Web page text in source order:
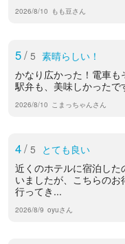
2026/8/10 もも豆さん
5/ 5 素晴らしい！
かなり広かった！電車も
駅弁も、美味しかったで
2026/8/10 こまっちゃんさん
4/ 5 とても良い
近くのホテルに宿泊し
いましたが、こちらの
行ってき...
2026/8/9 oyuさん